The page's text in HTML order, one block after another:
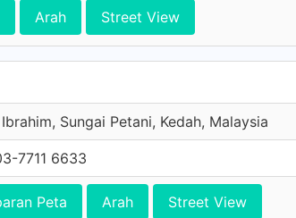
Arah Street View
Sungai Petani, Kedah, Malaysia
7711 6633
Peta Arah Street View